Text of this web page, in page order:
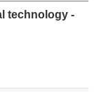
technology -